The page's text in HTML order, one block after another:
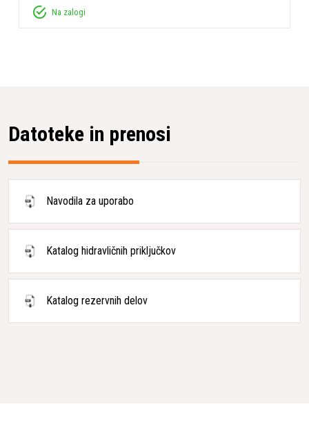
Na zalogi
Datoteke in prenosi
Navodila za uporabo
Katalog hidravličnih priključkov
Katalog rezervnih delov